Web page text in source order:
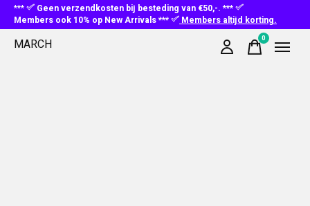
***
Geen verzendkosten bij besteding van €50,-. ***
Members ook 10% op New Arrivals ***
Members altijd korting.
MARCH 0items